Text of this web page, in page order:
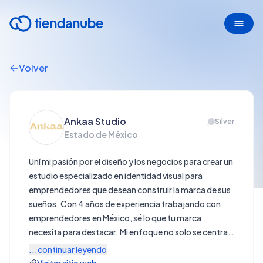
Volver
Ankaa Studio Silver
Estado de México
Uní mi pasión por el diseño y los negocios para crear un
estudio especializado en identidad visual para
emprendedores que desean construir la marca de sus
sueños. Con 4 años de experiencia trabajando con
emprendedores en México, sé lo que tu marca
necesita para destacar. Mi enfoque no solo se centra
en el branding, esencial para atraer y enamorar a tu
cliente ideal en los primeros 3 segundos, sino también
...continuar leyendo